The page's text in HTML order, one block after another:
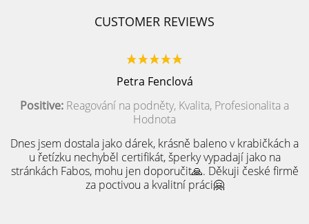
CUSTOMER REVIEWS
Petra Fenclová
Positive: Reagování na podněty, Kvalita, Profesionalita a
Hodnota
Dnes jsem dostala jako dárek, krásně baleno v krabičkách a
u řetízku nechyběl certifikát, šperky vypadají jako na
stránkách Fabos, mohu jen doporučit🙏. Děkuji české firmě
za poctivou a kvalitní práci🤗